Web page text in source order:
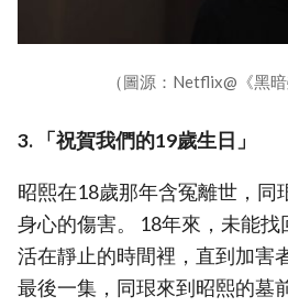
（圖源：Netflix@《黑
3. 「祝賀我們的19歲生日」
昭熙在18歲那年含冤離世，同
身心的傷害。 18年來，未能
活在靜止的時間裡，直到加害
最後一集，同珢來到昭熙的墓